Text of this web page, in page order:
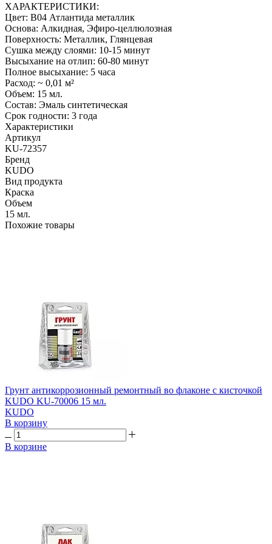
ХАРАКТЕРИСТИКИ:
Цвет: B04 Атлантида металлик
Основа: Алкидная, Эфиро-целлюлозная
Поверхность: Металлик, Глянцевая
Сушка между слоями: 10-15 минут
Высыхание на отлип: 60-80 минут
Полное высыхание: 5 часа
Расход: ~ 0,01 м²
Объем: 15 мл.
Состав: Эмаль синтетическая
Срок годности: 3 года
Характеристики
Артикул
KU-72357
Бренд
KUDO
Вид продукта
Краска
Объем
15 мл.
Похожие товары
Грунт антикоррозионный ремонтный во флаконе с кисточкой
KUDO KU-70006 15 мл.
KUDO
В корзину
В корзине